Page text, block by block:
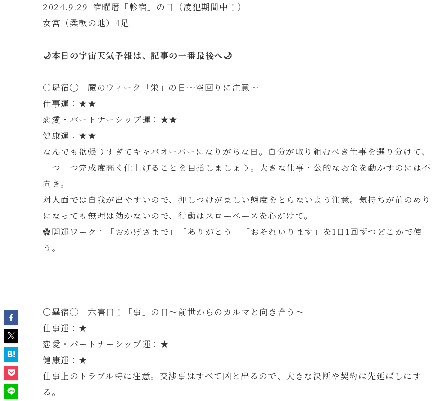
2024.9.29 宿曜暦「軫宿」の日（凌犯期間中！）
女宮（柔軟の地）4足
🌙本日の宇宙天気予報は、記事の一番最後へ🌙
〇昴宿◯ 魔のウィーク「栄」の日～空回りに注意～
仕事運：★★
恋愛・パートナーシップ運：★★
健康運：★★
なんでも欲張りすぎてキャパオーバーになりがちな日。自分が取り組むべき仕事を選り分けて、
一つ一つ完成度高く仕上げることを目指しましょう。大きな仕事・公的なお金を動かすのには不
向き。
対人面では自我が出やすいので、押しつけがましい態度をとらないよう注意。気持ちが前のめり
になっても無理は効かないので、行動はスローペースを心がけて。
✿開運ワーク：「おかげさまで」「ありがとう」「おそれいります」を1日1回ずつどこかで使
う。
〇畢宿◯ 六害日！「事」の日～前世からのカルマと向き合う～
仕事運：★
恋愛・パートナーシップ運：★
健康運：★
仕事上のトラブル特に注意。交渉事はすべて凶と出るので、大きな決断や契約は先延ばしにす
る。